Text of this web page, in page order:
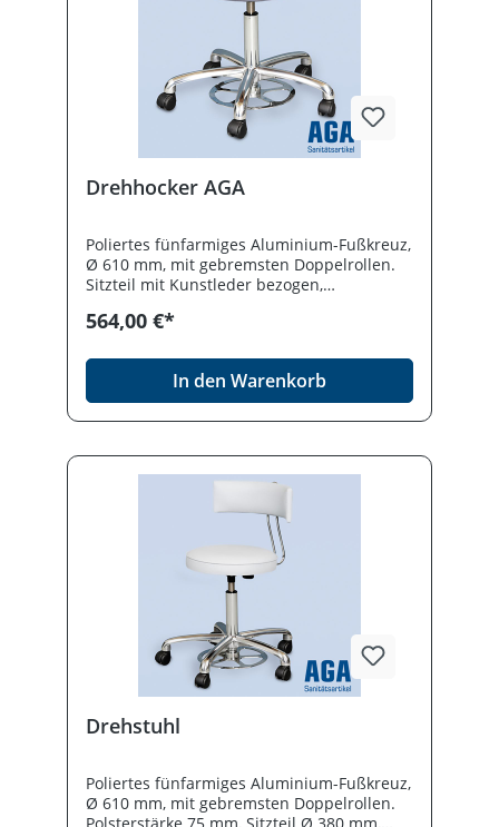
Drehhocker AGA
Poliertes fünfarmiges Aluminium-Fußkreuz,
Ø 610 mm, mit gebremsten Doppelrollen.
Sitzteil mit Kunstleder bezogen,
Sitzteilhöhenverstellung per Fußauslösung
Belastbarkeit bis 140 kg. Polsterfarben lt.
564,00 €*
In den Warenkorb
Drehstuhl
Poliertes fünfarmiges Aluminium-Fußkreuz,
Ø 610 mm, mit gebremsten Doppelrollen.